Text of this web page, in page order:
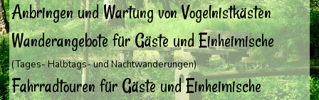
Anbringen und Wartung von Vogelnistkästen
Wanderangebote für Gäste und Einheimische
(Tages- Halbtags- und Nachtwanderungen)
Fahrradtouren für Gäste und Einheimische